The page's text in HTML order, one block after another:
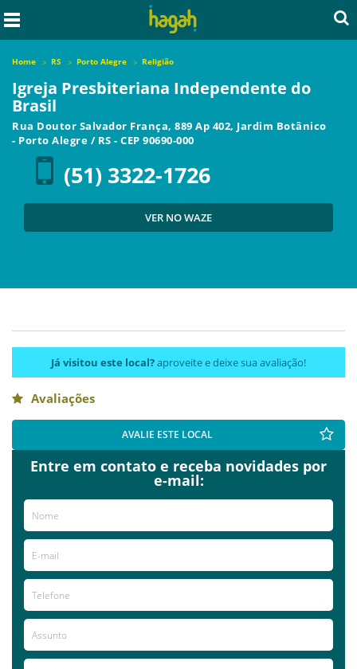
Home RS Porto Alegre Religião
Igreja Presbiteriana Independente do
Brasil
Rua Doutor Salvador França, 889 Ap 402, Jardim Botânico
- Porto Alegre / RS - CEP 90690-000
(51) 3322-1726
VER NO WAZE
Já visitou este local?aproveite e deixe sua avaliação!
Avaliações
AVALIE ESTE LOCAL
Entre em contato e receba novidades por
e-mail: